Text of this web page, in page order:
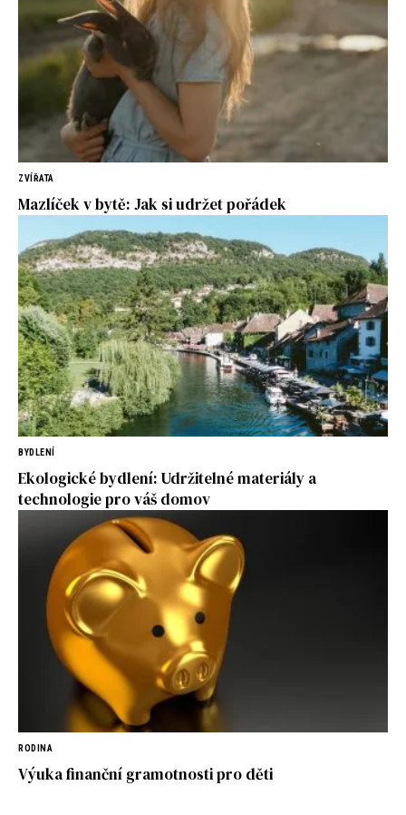
ZVÍŘATA
Mazlíček v bytě: Jak si udržet pořádek
BYDLENÍ
Ekologické bydlení: Udržitelné materiály a
technologie pro váš domov
RODINA
Výuka finanční gramotnosti pro děti